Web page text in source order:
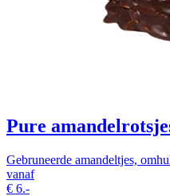
Pure
Gebruneerde amandeltjes,
vanaf
€ 6.-